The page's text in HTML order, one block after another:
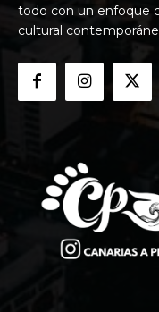
todo con un enfoque
cultural